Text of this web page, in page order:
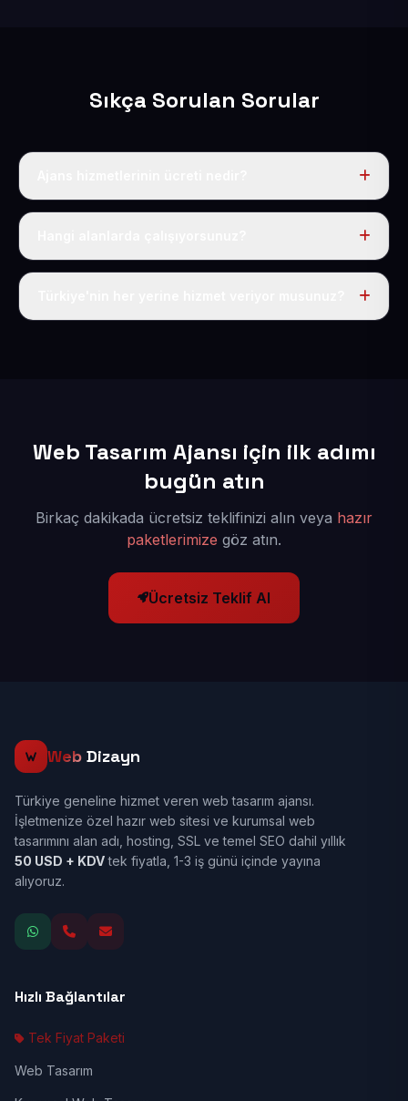
Sıkça Sorulan Sorular
Hazır paketlerimiz yıllık 50 USD + KDV'dir; daha
Web tasarım, kurumsal site, e-ticaret, sektörel hazır
Web Tasarım Ajansı için ilk adımı
bugün atın
Birkaç dakikada ücretsiz teklifinizi alın veya hazır
paketlerimize göz atın.
Ücretsiz Teklif Al
Web Dizayn
Türkiye geneline hizmet veren web tasarım ajansı.
İşletmenize özel hazır web sitesi ve kurumsal web
tasarımını alan adı, hosting, SSL ve temel SEO dahil yıllık
50 USD + KDVtek fiyatla, 1-3 iş günü içinde yayına
alıyoruz.
Hızlı Bağlantılar
Tek Fiyat Paketi
Web Tasarım